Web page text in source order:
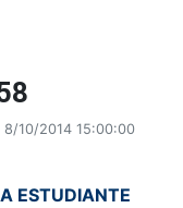
8/10/2014 15:00:00
ESTUDIANTE